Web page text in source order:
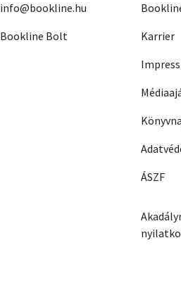
info@bookline.hu
Bookline Bolt
Karrier
ÁSZF